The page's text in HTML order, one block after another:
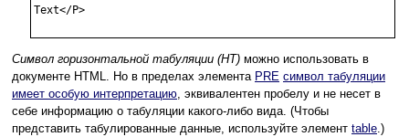
Text</P>
Символ горизонтальной табуляции (HT) можно использовать в
документе HTML. Но в пределах элемента PRE символ табуляции
имеет особую интерпретацию , эквивалентен пробелу и не несет в
себе информацию о табуляции какого-либо вида. (Чтобы
представить табулированные данные, используйте элемент table .)